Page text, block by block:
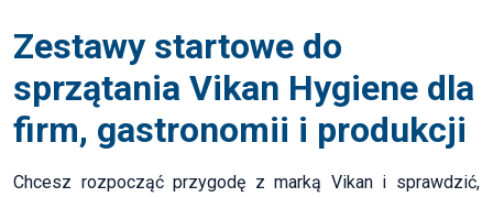
Zestawy startowe do
sprzątania Vikan Hygiene dla
firm, gastronomii i produkcji
Chcesz rozpocząć przygodę z marką Vikan i sprawdzić,